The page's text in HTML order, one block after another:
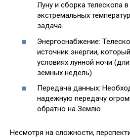
Луну и сборка телескопа
экстремальных
задача.
Энергоснабжение:
источник энергии,
условиях лунной ночи
земных недель).
Передача данных:
надежную передачу
обратно на Землю.
Несмотря на сложности,